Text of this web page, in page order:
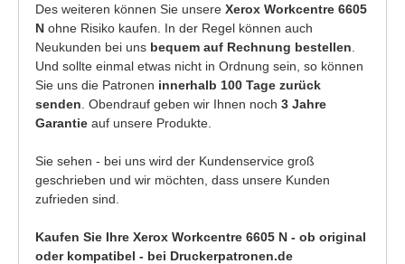
Des weiteren können Sie unsere Xerox Workcentre 6605
N ohne Risiko kaufen. In der Regel können auch
Neukunden bei uns bequem auf Rechnung bestellen
Und sollte einmal etwas nicht in Ordnung sein, so können
Sie uns die Patronen innerhalb 100 Tage zurück
senden . Obendrauf geben wir Ihnen noch 3 Jahre
Garantie auf unsere Produkte.
Sie sehen - bei uns wird der Kundenservice groß
geschrieben und wir möchten, dass unsere Kunden
zufrieden sind.
Kaufen Sie Ihre Xerox Workcentre 6605 N - ob original
oder kompatibel - bei Druckerpatronen.de